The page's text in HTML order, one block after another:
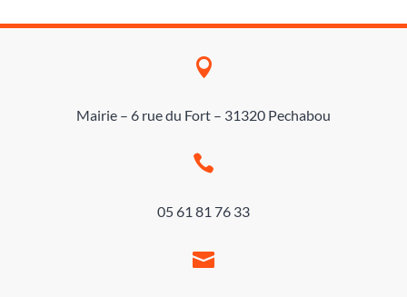

Mairie – 6 rue du Fort – 31320 Pechabou

05 61 81 76 33
